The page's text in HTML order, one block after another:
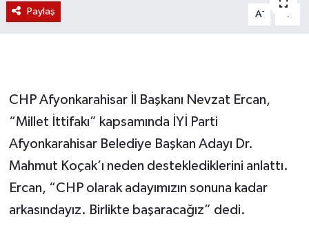
Paylaş A- A
CHP Afyonkarahisar İl Başkanı Nevzat Ercan,
“Millet İttifakı” kapsamında İYİ Parti
Afyonkarahisar Belediye Başkan Adayı Dr.
Mahmut Koçak’ı neden desteklediklerini anlattı.
Ercan, “CHP olarak adayımızın sonuna kadar
arkasındayız. Birlikte başaracağız” dedi.
Magazin